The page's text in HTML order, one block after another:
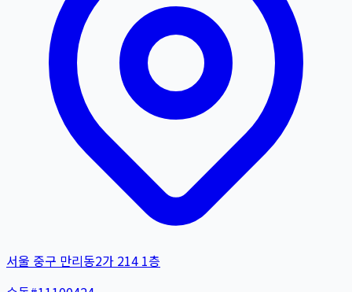
서울 중구 만리동2가 214 1층